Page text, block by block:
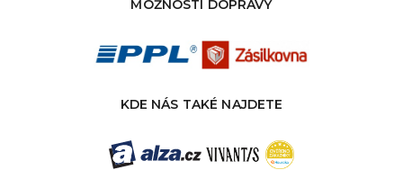
MOŽNOSTI DOPRAVY
KDE NÁS TAKÉ NAJDETE